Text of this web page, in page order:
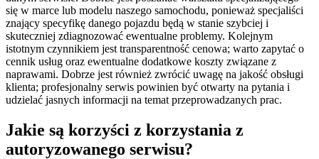
się w marce lub modelu naszego samochodu, ponieważ specjaliści
znający specyfikę danego pojazdu będą w stanie szybciej i
skuteczniej zdiagnozować ewentualne problemy. Kolejnym
istotnym czynnikiem jest transparentność cenowa; warto zapytać o
cennik usług oraz ewentualne dodatkowe koszty związane z
naprawami. Dobrze jest również zwrócić uwagę na jakość obsługi
klienta; profesjonalny serwis powinien być otwarty na pytania i
udzielać jasnych informacji na temat przeprowadzanych prac.
Jakie są korzyści z korzystania z
autoryzowanego serwisu?